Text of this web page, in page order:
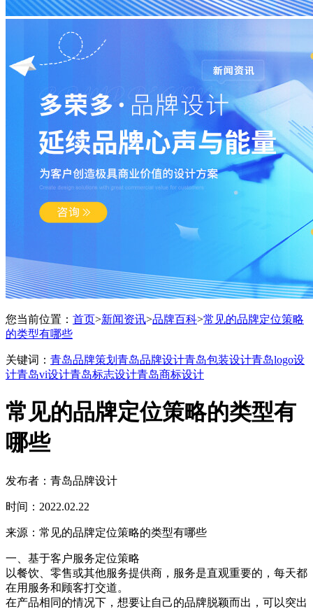
您当前位置： 首页>新闻资讯>品牌百科>常见的品牌定位策略
的类型有哪些
关键词： 青岛品牌策划 青岛品牌设计青岛包装设计青岛logo设
计青岛vi设计青岛标志设计青岛商标设计
常见的品牌定位策略的类型有
哪些
发布者：青岛品牌设计
时间：2022.02.22
来源：常见的品牌定位策略的类型有哪些
一、基于客户服务定位策略
以餐饮、零售或其他服务提供商，服务是直观重要的，每天都
在用服务和顾客打交道。
在产品相同的情况下，想要让自己的品牌脱颖而出，可以突出